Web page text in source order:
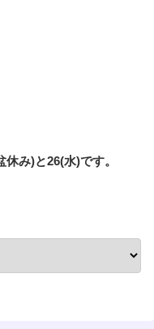
み)と26(水)です。